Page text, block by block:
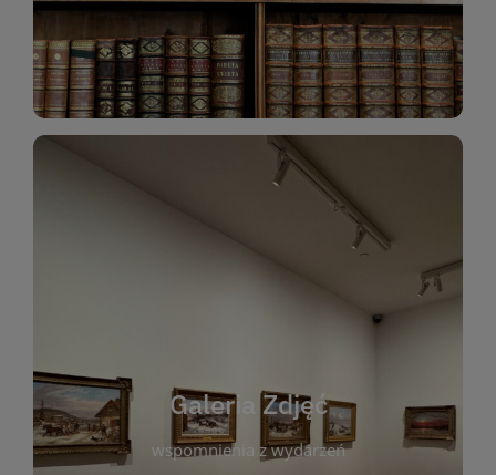
Katalog Zbiorów
Galeria Zdjęć
wspomnienia z wydarzeń
Galeria Zdjęć
wspomnienia z wydarzeń, spotkań i projektów
którym można zobaczyć, jak żyje nasza biblioteka
i jej społeczność. Zdjęcia dokumentują zarówno
uroczyste chwile, jak i codzienne aktywności
czytelników. Regularnie dodajemy nowe galerie,